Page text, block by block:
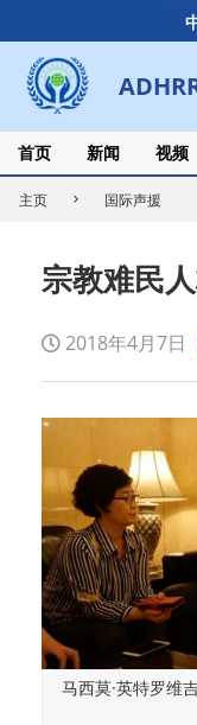
to
content
Secondary
Navigation
Menu
首页 新闻 视频
主页 国际声援
宗教难民
2018年4月7日
马西莫·英特罗维